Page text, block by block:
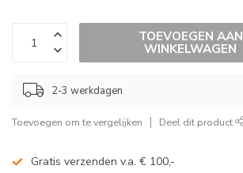
TOEVOEGEN AAN
WINKELWAGEN
2-3 werkdagen
Toevoegen om te vergelijken Deel dit product
Gratis verzenden v.a. € 100,-